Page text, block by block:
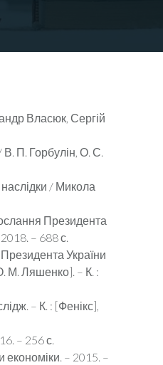
Власюк, Сергій
В. П. Горбулін, О. С.
/ Микола
Президента
– 688 с.
України
М. Ляшенко]. – К. :
– К. : [Фенікс],
– 256 с.
– 2015. –